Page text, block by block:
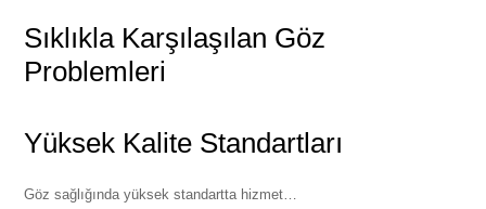
Sıklıkla Karşılaşılan Göz
Problemleri
Yüksek Kalite Standartları
Göz sağlığında yüksek standartta hizmet…